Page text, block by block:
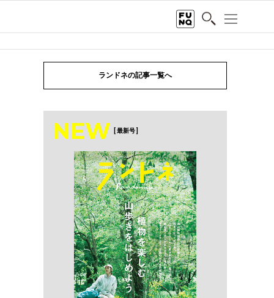
ランドネの記事一覧へ
NEW [ 最新号 ]